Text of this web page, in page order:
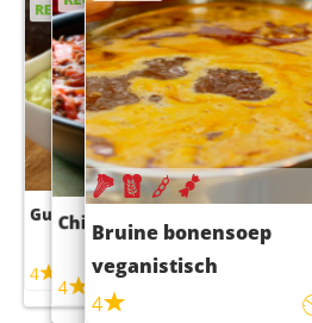
RECEPT
Guacamole
4
Chili con carne
4 45m
Bruine bonensoep
veganistisch
4
Sushi rijstsalade
maaltijdsalade
RECEPT
4